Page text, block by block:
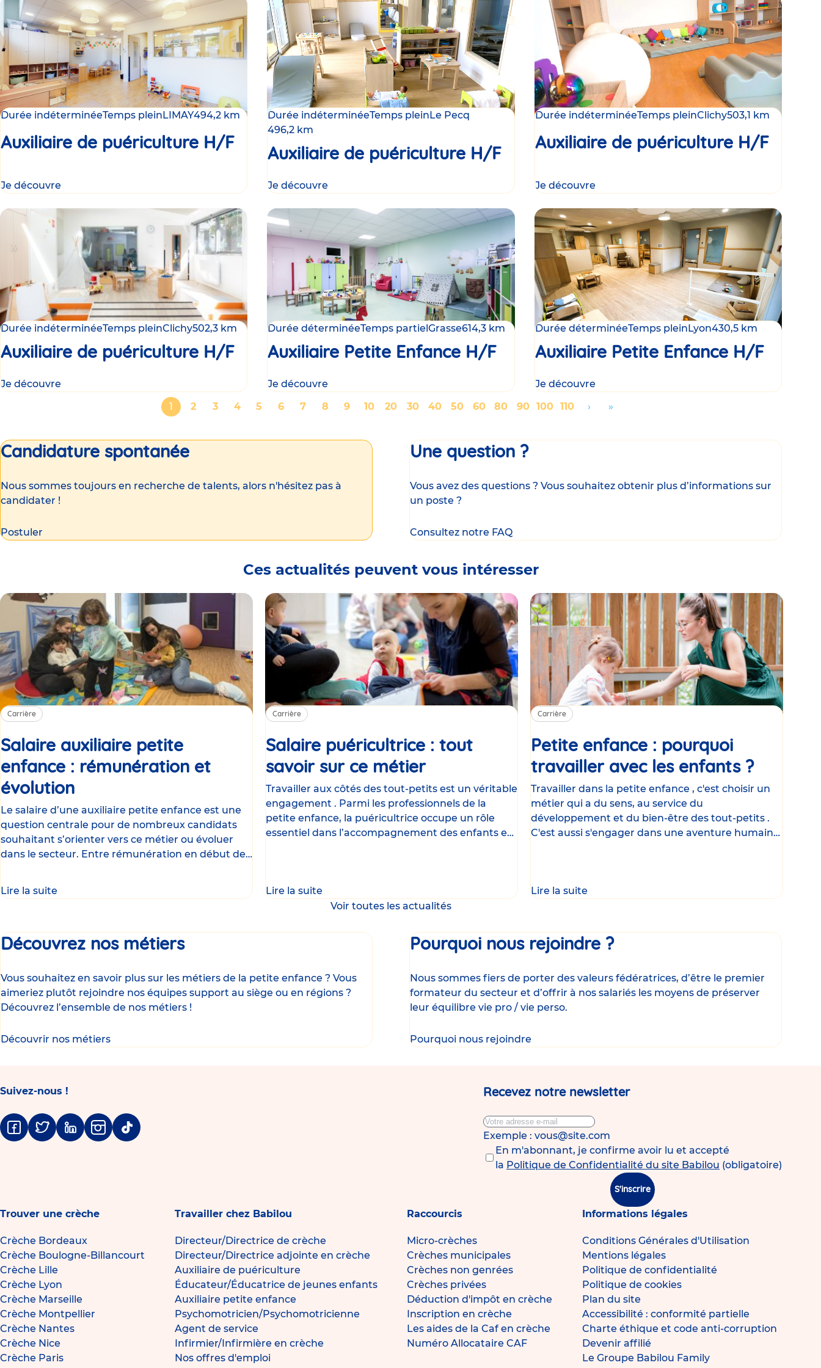
Durée indéterminéeTemps pleinLIMAY494,2 km
Auxiliaire de puériculture H/F
Je découvre
Durée indéterminéeTemps pleinLe Pecq
496,2 km
Auxiliaire de puériculture H/F
Je découvre
Durée indéterminéeTemps pleinClichy503,1 km
Auxiliaire de puériculture H/F
Je découvre
Durée indéterminéeTemps pleinClichy502,3 km
Auxiliaire de puériculture H/F
Je découvre
Durée déterminéeTemps partielGrasse614,3 km
Auxiliaire Petite Enfance H/F
Je découvre
Durée déterminéeTemps pleinLyon430,5 km
Auxiliaire Petite Enfance H/F
Je découvre
Page
1 Page
2 Page
3 Page
4 Page
5 Page
6 Page
7 Page
8 Page
9 Page
10 Page
20 Page
30 Page
40 Page
50 Page
60 Page
80 Page
90 Page
100 Page
110
Aller
suivante
›
Aller
page
»
Candidature spontanée
Nous sommes toujours en recherche de talents, alors n'hésitez pas à
candidater !
Postuler
Une question ?
Vous avez des questions ? Vous souhaitez obtenir plus d’informations sur
un poste ?
Consultez notre FAQ
Ces actualités peuvent vous intéresser
Carrière
Salaire auxiliaire petite
enfance : rémunération et
évolution
Le salaire d’une auxiliaire petite enfance est une
question centrale pour de nombreux candidats
souhaitant s’orienter vers ce métier ou évoluer
dans le secteur. Entre rémunération en début de
Lire la suite
Carrière
Salaire puéricultrice : tout
savoir sur ce métierArticle
Travailler aux côtés des tout-petits est un véritable
engagement . Parmi les professionnels de la
petite enfance, la puéricultrice occupe un rôle
essentiel dans l’accompagnement des enfants et
Lire la suite
Carrière
Petite enfance : pourquoi
travailler avec les enfants ?Article
Travailler dans la petite enfance , c'est choisir un
métier qui a du sens, au service du
développement et du bien-être des tout-petits .
C'est aussi s'engager dans une aventure humaine
Lire la suite
Voir toutes les actualités
Découvrez nos métiers
Vous souhaitez en savoir plus sur les métiers de la petite enfance ? Vous
aimeriez plutôt rejoindre nos équipes support au siège ou en régions ?
Découvrez l’ensemble de nos métiers !
Découvrir nos métiers
Pourquoi nous rejoindre ?
Nous sommes fiers de porter des valeurs fédératrices, d’être le premier
formateur du secteur et d’offrir à nos salariés les moyens de préserver
leur équilibre vie pro / vie perso.
Pourquoi nous rejoindre
Suivez-nous !
Facebook
TwitterLinkedinInstagram
Tiktok
Recevez notre newsletter
Exemple : vous@site.com
En m'abonnant, je confirme avoir lu et accepté
la Politique de Confidentialité du site Babilou (obligatoire)
S'inscrire
Trouver une crèche
Crèche Bordeaux
Crèche Boulogne-Billancourt
Crèche Lille
Crèche Lyon
Crèche Marseille
Crèche Montpellier
Crèche Nantes
Crèche Nice
Crèche Paris
Travailler chez Babilou
Directeur/Directrice de crèche
Directeur/Directrice adjointe en crèche
Auxiliaire de puériculture
Éducateur/Éducatrice de jeunes enfants
Auxiliaire petite enfance
Psychomotricien/Psychomotricienne
Agent de service
Infirmier/Infirmière en crèche
Nos offres d'emploi
Raccourcis
Micro-crèches
Crèches municipales
Crèches non genrées
Crèches privées
Déduction d'impôt en crèche
Inscription en crèche
Les aides de la Caf en crèche
Numéro Allocataire CAF
Informations légales
Conditions Générales d'Utilisation
Mentions légales
Politique de confidentialité
Politique de cookies
Plan du site
Accessibilité : conformité partielle
Charte éthique et code anti-corruption
Devenir affilié
Le Groupe Babilou Family